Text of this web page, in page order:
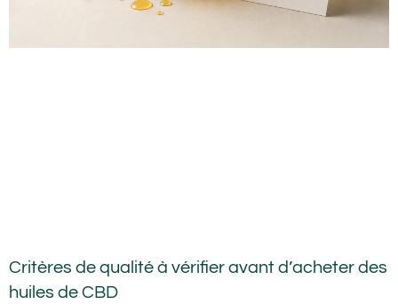
Critères de qualité à vérifier avant d’acheter des
huiles de CBD